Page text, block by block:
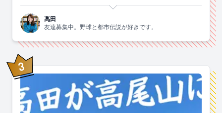
高田
友達募集中。野球と都市伝説が好きです。
3位